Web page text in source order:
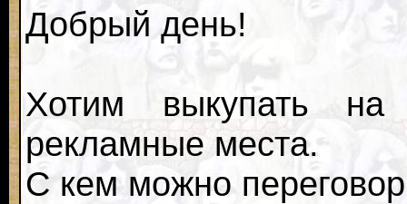
Добрый день!
Хотим выкупать
рекламные места.
С кем можно